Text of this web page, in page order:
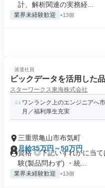
計、解析関連の実務経...
業界未経験歓迎 +13個
派遣社員
ビックデータを活用した
スターワークス東海株式会社
ワンランク上のエンジニアへ
月／福利厚生充実
三重県亀山市布気町
月給35万円～50万円
資格 ◎下記いずれかに当
験(製品問わず) ・統...
業界未経験歓迎 +13個